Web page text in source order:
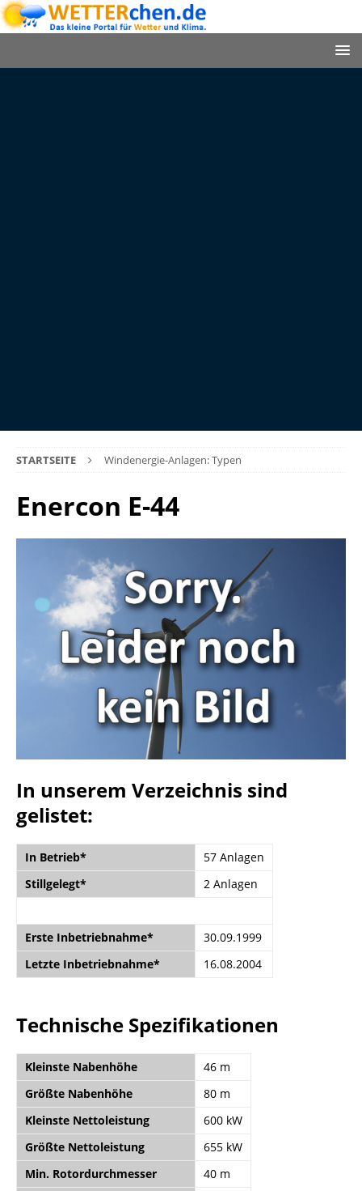
STARTSEITE Windenergie-Anlagen: Typen
Enercon E-44
In unserem Verzeichnis sind
gelistet:
In Betrieb*
57 Anlagen
Stillgelegt*
2 Anlagen
Erste Inbetriebnahme*
30.09.1999
Letzte Inbetriebnahme*
16.08.2004
Technische Spezifikationen
Kleinste Nabenhöhe
46 m
Größte Nabenhöhe
80 m
Kleinste Nettoleistung
600 kW
Größte Nettoleistung
655 kW
Min. Rotordurchmesser
40 m